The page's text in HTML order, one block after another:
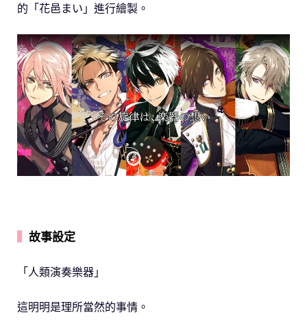
的「花邑まい」進行繪製。
故事設定
「人類演奏樂器」
這明明是理所當然的事情。